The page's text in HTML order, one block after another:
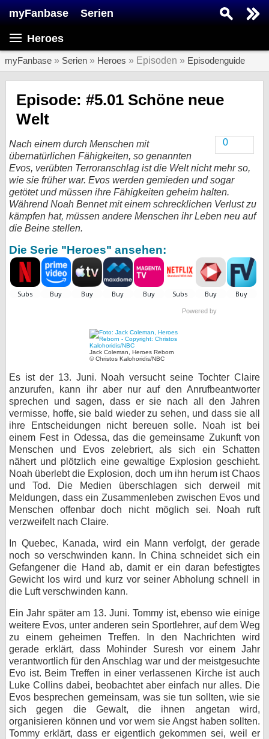
myFanbase Serien
Heroes
myFanbase » Serien » Heroes » Episoden » Episodenguide
Episode: #5.01 Schöne neue
Welt
0
Nach einem durch Menschen mit
übernatürlichen Fähigkeiten, so genannten
Evos, verübten Terroranschlag ist die Welt nicht mehr so,
wie sie früher war. Evos werden gemieden und sogar
getötet und müssen ihre Fähigkeiten geheim halten.
Während Noah Bennet mit einem schrecklichen Verlust zu
kämpfen hat, müssen andere Menschen ihr Leben neu auf
die Beine stellen.
Die Serie "Heroes" ansehen:
Powered by
Jack Coleman, Heroes Reborn
© Christos Kalohoridis/NBC
Es ist der 13. Juni. Noah versucht seine Tochter Claire
anzurufen, kann ihr aber nur auf den Anrufbeantworter
sprechen und sagen, dass er sie nach all den Jahren
vermisse, hoffe, sie bald wieder zu sehen, und dass sie all
ihre Entscheidungen nicht bereuen solle. Noah ist bei
einem Fest in Odessa, das die gemeinsame Zukunft von
Menschen und Evos zelebriert, als sich ein Schatten
nähert und plötzlich eine gewaltige Explosion geschieht.
Noah überlebt die Explosion, doch um ihn herum ist Chaos
und Tod. Die Medien überschlagen sich derweil mit
Meldungen, dass ein Zusammenleben zwischen Evos und
Menschen offenbar doch nicht möglich sei. Noah ruft
verzweifelt nach Claire.
In Quebec, Kanada, wird ein Mann verfolgt, der gerade
noch so verschwinden kann. In China schneidet sich ein
Gefangener die Hand ab, damit er ein daran befestigtes
Gewicht los wird und kurz vor seiner Abholung schnell in
die Luft verschwinden kann.
Ein Jahr später am 13. Juni. Tommy ist, ebenso wie einige
weitere Evos, unter anderen sein Sportlehrer, auf dem Weg
zu einem geheimen Treffen. In den Nachrichten wird
gerade erklärt, dass Mohinder Suresh vor einem Jahr
verantwortlich für den Anschlag war und der meistgesuchte
Evo ist. Beim Treffen in einer verlassenen Kirche ist auch
Luke Collins dabei, beobachtet aber einfach nur alles. Die
Evos besprechen gemeinsam, was sie tun sollten, wie sie
sich gegen die Gewalt, die ihnen angetan wird,
organisieren können und vor wem sie Angst haben sollten.
Tommy erklärt, dass er eigentlich gekommen sei, weil er
SERIEN
Kolumnen
Veranstaltungen
KULTUR
Specials
SERVICE
Forum
bei X
bei Facebook
Kontakt
Nutzungsbedingungen
Datenschutz
Cookie-Einstellungen
Impressum
Desktop-Ansicht
myFanbase